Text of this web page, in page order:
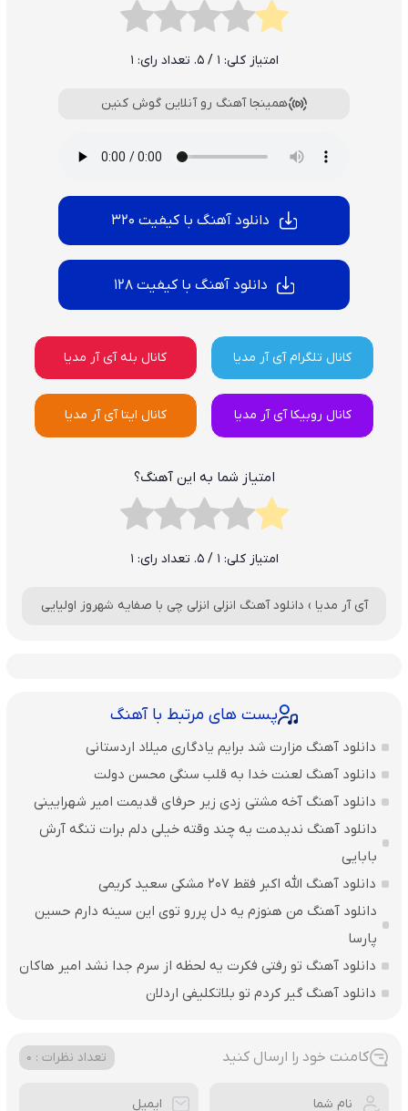
امتیاز کلی: 1 / 5. تعداد رای: 1
همینجا آهنگ رو آنلاین گوش کنین
دانلود آهنگ با کیفیت 320
دانلود آهنگ با کیفیت 128
کانال تلگرام آی آر مدیا کانال بله آی آر مدیا
کانال روبیکا آی آر مدیا کانال ایتا آی آر مدیا
امتیاز شما به این آهنگ؟
امتیاز کلی: 1 / 5. تعداد رای: 1
آی آر مدیا › دانلود آهنگ انزلی انزلی چی با صفایه شهروز اولیایی
پست های مرتبط با آهنگ
دانلود آهنگ مزارت شد برایم یادگاری میلاد اردستانی
دانلود آهنگ لعنت خدا به قلب سنگی محسن دولت
دانلود آهنگ آخه مشتی زدی زیر حرفای قدیمت امیر شهرایینی
دانلود آهنگ ندیدمت یه چند وقته خیلی دلم برات تنگه آرش
بابایی
دانلود آهنگ الله اکبر فقط 207 مشکی سعید کریمی
دانلود آهنگ من هنوزم یه دل پررو توی این سینه دارم حسین
پارسا
دانلود آهنگ تو رفتی فکرت یه لحظه از سرم جدا نشد امیر هاکان
دانلود آهنگ گیر کردم تو بلاتکلیفی اردلان
کامنت خود را ارسال کنید تعداد نظرات : 0